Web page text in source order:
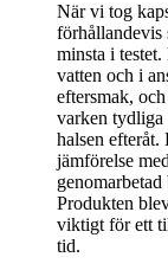
När vi tog
förhållandevis
minsta i
vatten och i
eftersmak,
varken tydliga
halsen
jämförelse
Produkten
viktigt för ett
tid.